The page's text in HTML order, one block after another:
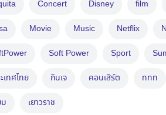
Concert Disney film
Movie Music Netflix
Soft Power Sport
เทศไทย กินเจ คอนเสิร์ต ททท
เยาวราช